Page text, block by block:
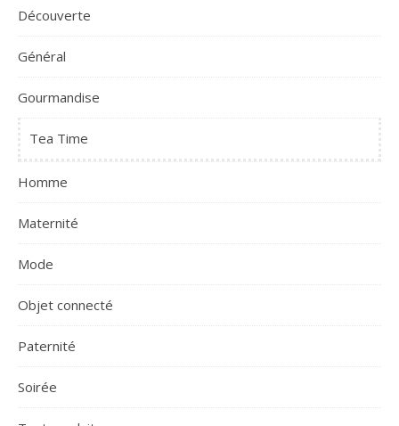
Découverte
Général
Gourmandise
Tea Time
Homme
Maternité
Mode
Objet connecté
Paternité
Soirée